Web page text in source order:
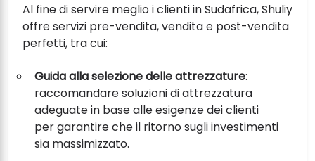
Al fine di servire meglio i clienti in Sudafrica, Shuliy
offre servizi pre-vendita, vendita e post-vendita
perfetti, tra cui:
Guida alla selezione delle attrezzature:
raccomandare soluzioni di attrezzatura
adeguate in base alle esigenze dei clienti
per garantire che il ritorno sugli investimenti
sia massimizzato.